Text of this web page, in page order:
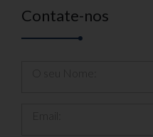
Contate-nos